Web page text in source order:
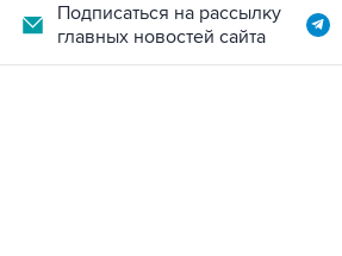
Подписаться на рассылку
главных новостей сайта